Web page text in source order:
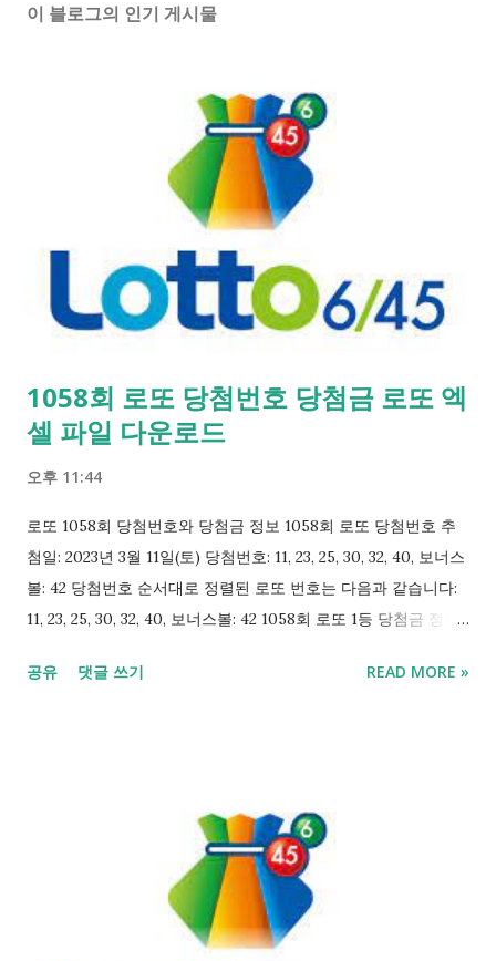
이 블로그의 인기 게시물
1058회 로또 당첨번호 당첨금 로또 엑
셀 파일 다운로드
오후 11:44
로또 1058회 당첨번호와 당첨금 정보 1058회 로또 당첨번호 추
첨일: 2023년 3월 11일(토) 당첨번호: 11, 23, 25, 30, 32, 40, 보너스
볼: 42 당첨번호 순서대로 정렬된 로또 번호는 다음과 같습니다:
11, 23, 25, 30, 32, 40, 보너스볼: 42 1058회 로또 1등 당첨금 정보
5,802만 250원) 1등 당첨금 총액: 26,754,263,250원 (267억 5,426
(2등 당첨이 있는 1076건 중) 1058회 로또와 관련된 엑셀 파일
1058회 로또 당첨번호와 당첨금 정보를 담은 엑셀 파일을 다운로
드하시려면 아래 링크를 클릭해주세요: 1~1058회 로또 당첨번호
엑셀 파일 다운로드 이 파일을 다운로드하여 자신의 로또 번호와
공유 댓글 쓰기 READ MORE »